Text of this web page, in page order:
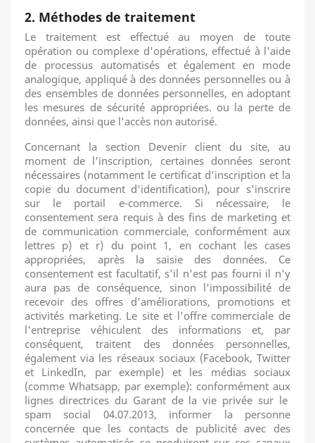
2. Méthodes de traitement
Le traitement est effectué au moyen de toute
opération ou complexe d'opérations, effectué à l'aide
de processus automatisés et également en mode
analogique, appliqué à des données personnelles ou à
des ensembles de données personnelles, en adoptant
les mesures de sécurité appropriées. ou la perte de
données, ainsi que l'accès non autorisé.
Concernant la section Devenir client du site, au
moment de l'inscription, certaines données seront
nécessaires (notamment le certificat d'inscription et la
copie du document d'identification), pour s'inscrire
sur le portail e-commerce. Si nécessaire, le
consentement sera requis à des fins de marketing et
de communication commerciale, conformément aux
lettres p) et r) du point 1, en cochant les cases
appropriées, après la saisie des données. Ce
consentement est facultatif, s'il n'est pas fourni il n'y
aura pas de conséquence, sinon l'impossibilité de
recevoir des offres d'améliorations, promotions et
activités marketing. Le site et l'offre commerciale de
l'entreprise véhiculent des informations et, par
conséquent, traitent des données personnelles,
également via les réseaux sociaux (Facebook, Twitter
et LinkedIn, par exemple) et les médias sociaux
(comme Whatsapp, par exemple): conformément aux
lignes directrices du Garant de la vie privée sur le
spam social 04.07.2013, informer la personne
concernée que les contacts de publicité avec des